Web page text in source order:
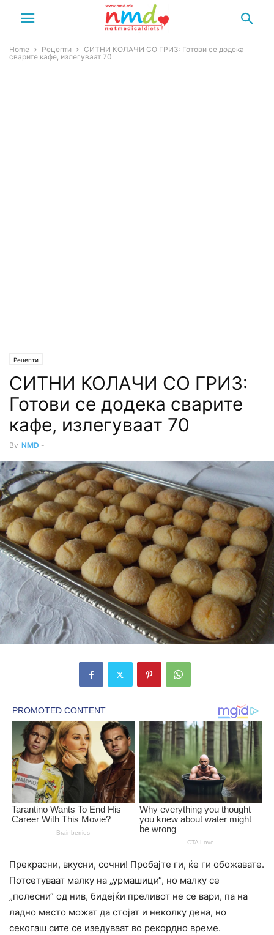
Home Рецепти
СИТНИ КОЛАЧИ СО ГРИЗ: Готови се додека
сварите кафе, излегуваат 70
Рецепти
СИТНИ КОЛАЧИ СО ГРИЗ:
Готови се додека сварите
кафе, излегуваат 70
By NMD -
Прекрасни, вкусни, сочни! Пробајте ги, ќе ги обожавате.
Потсетуваат малку на „урмашици“, но малку се
„полесни“ од нив, бидејќи преливот не се вари, па на
ладно место можат да стојат и неколку дена, но
секогаш сите се изедуваат во рекордно време.